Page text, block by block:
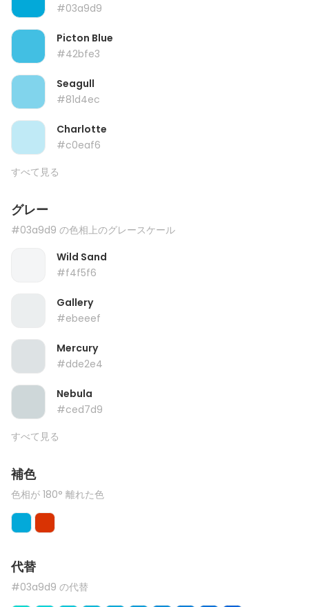
#03a9d9
Picton Blue
#42bfe3
Seagull
#81d4ec
Charlotte
#c0eaf6
すべて見る
グレー
#03a9d9 の色相上のグレースケール
Wild Sand
#f4f5f6
Gallery
#ebeeef
Mercury
#dde2e4
Nebula
#ced7d9
すべて見る
補色
色相が 180° 離れた色
代替
#03a9d9 の代替